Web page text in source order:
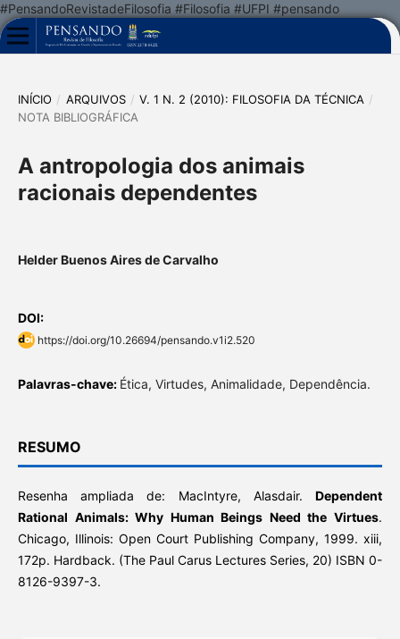
#PensandoRevistadeFilosofia #Filosofia #UFPI #pensando
INÍCIO / ARQUIVOS / V. 1 N. 2 (2010): FILOSOFIA DA TÉCNICA /
NOTA BIBLIOGRÁFICA
A antropologia dos animais
racionais dependentes
Helder Buenos Aires de Carvalho
DOI:
https://doi.org/10.26694/pensando.v1i2.520
Palavras-chave: Ética, Virtudes, Animalidade, Dependência.
RESUMO
Resenha ampliada de: MacIntyre, Alasdair.Dependent
Rational Animals: Why Human Beings Need the Virtues.
Chicago, Illinois: Open Court Publishing Company, 1999. xiii,
172p. Hardback. (The Paul Carus Lectures Series, 20) ISBN 0-
8126-9397-3.